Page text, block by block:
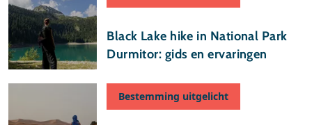
Black Lake hike in National Park
Durmitor: gids en ervaringen
Bestemming uitgelicht